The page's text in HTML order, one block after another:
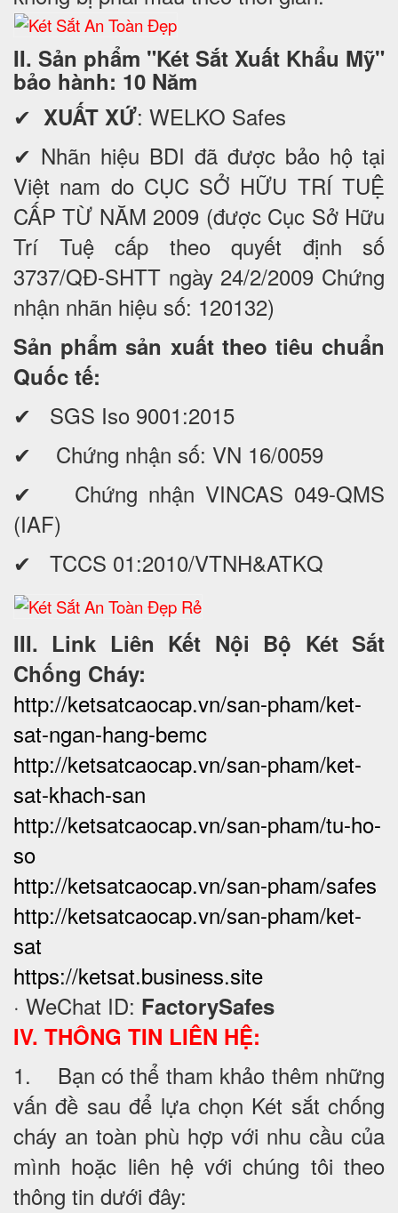
II. Sản phẩm "Két Sắt Xuất Khẩu Mỹ"
bảo hành: 10 Năm
✔ XUẤT XỨ: WELKO Safes
✔ Nhãn hiệu BDI đã được bảo hộ tại
Việt nam do CỤC SỞ HỮU TRÍ TUỆ
CẤP TỪ NĂM 2009 (được Cục Sở Hữu
Trí Tuệ cấp theo quyết định số
3737/QĐ-SHTT ngày 24/2/2009 Chứng
nhận nhãn hiệu số: 120132)
Sản phẩm sản xuất theo tiêu chuẩn
Quốc tế:
✔ SGS Iso 9001:2015
✔ Chứng nhận số: VN 16/0059
✔ Chứng nhận VINCAS 049-QMS
(IAF)
✔ TCCS 01:2010/VTNH&ATKQ
III. Link Liên Kết Nội Bộ Két Sắt
Chống Cháy:
http://ketsatcaocap.vn/san-pham/ket-
sat-ngan-hang-bemc
http://ketsatcaocap.vn/san-pham/ket-
sat-khach-san
http://ketsatcaocap.vn/san-pham/tu-ho-
so
http://ketsatcaocap.vn/san-pham/safes
http://ketsatcaocap.vn/san-pham/ket-
sat
https://ketsat.business.site
· WeChat ID: FactorySafes
IV. THÔNG TIN LIÊN HỆ:
1. Bạn có thể tham khảo thêm những
vấn đề sau để lựa chọn Két sắt chống
cháy an toàn phù hợp với nhu cầu của
mình hoặc liên hệ với chúng tôi theo
thông tin dưới đây: